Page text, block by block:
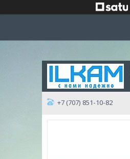
+7 (707) 851-10-82